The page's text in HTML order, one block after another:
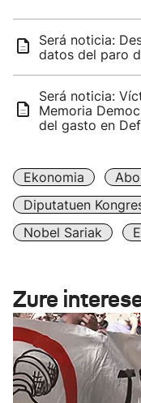
Será noticia:
datos del paro
Será noticia:
Memoria
del gasto en
Ekonomia
Diputatuen
Nobel Sariak
Zure